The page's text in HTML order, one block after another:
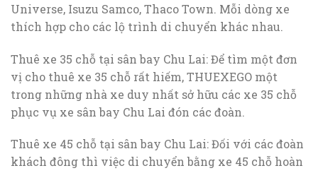
Universe, Isuzu Samco, Thaco Town. Mỗi dòng xe
thích hợp cho các lộ trình di chuyển khác nhau.
Thuê xe 35 chỗ tại sân bay Chu Lai: Để tìm một đơn
vị cho thuê xe 35 chỗ rất hiếm, THUEXEGO một
trong những nhà xe duy nhất sở hữu các xe 35 chỗ
phục vụ xe sân bay Chu Lai đón các đoàn.
Thuê xe 45 chỗ tại sân bay Chu Lai: Đối với các đoàn
khách đông thì việc di chuyển bằng xe 45 chỗ hoàn